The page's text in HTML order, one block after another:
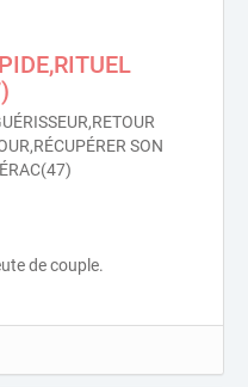
SON
de couple.